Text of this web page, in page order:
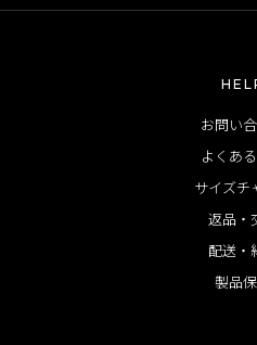
お問い
よくあ
サイズチ
返品・
配送・
製品